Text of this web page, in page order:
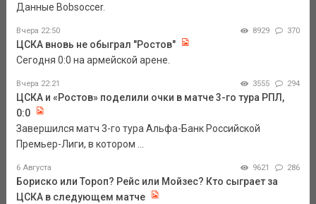
Данные Bobsoccer.
Вчера 22:50 8929 370
ЦСКА вновь не обыграл "Ростов"
Сегодня 0:0 на армейской арене.
Вчера 22:21 3555 294
ЦСКА и «Ростов» поделили очки в матче 3-го тура РПЛ,
0:0
Завершился матч 3-го тура Альфа-Банк Российской
Премьер-Лиги, в котором ...
6 Августа 9621 286
Бориско или Тороп? Рейс или Мойзес? Кто сыграет за
ЦСКА в следующем матче